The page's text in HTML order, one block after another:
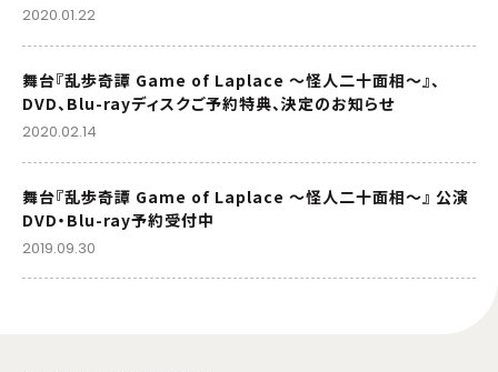
2020.01.22
舞台『乱歩奇譚 Game of Laplace ～怪人二十面相～』、
DVD、Blu-rayディスクご予約特典、決定のお知らせ
2020.02.14
舞台『乱歩奇譚 Game of Laplace ～怪人二十面相～』 公演
DVD・Blu-ray予約受付中
2019.09.30